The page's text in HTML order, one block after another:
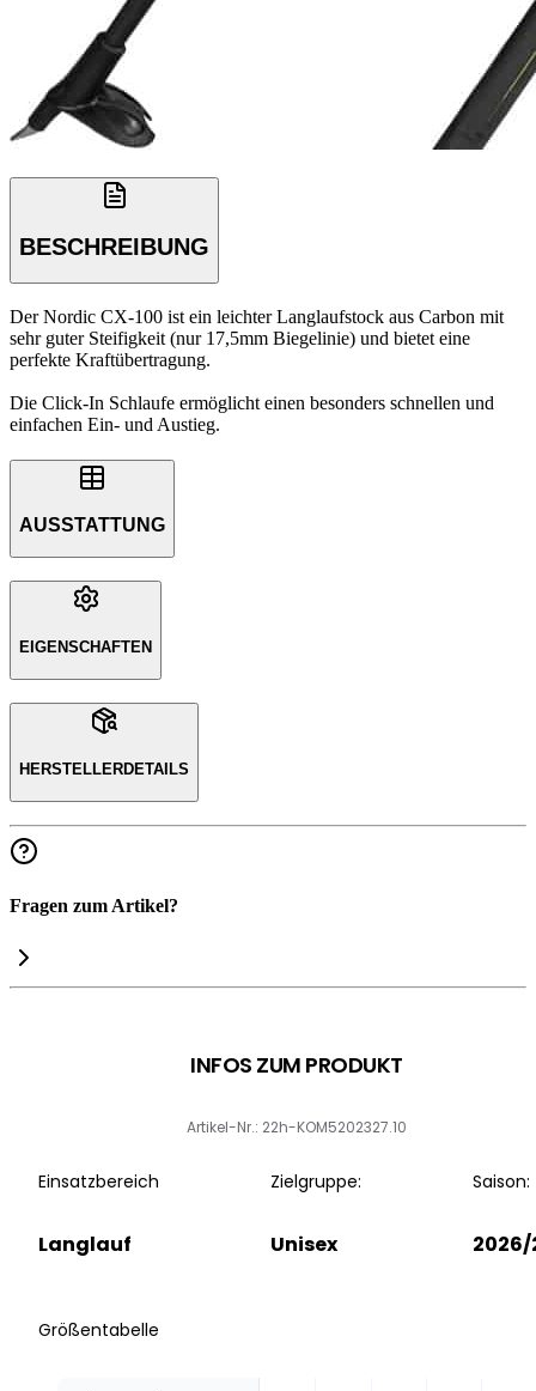
BESCHREIBUNG
Der Nordic CX-100 ist ein leichter Langlaufstock aus Carbon mit
sehr guter Steifigkeit (nur 17,5mm Biegelinie) und bietet eine
perfekte Kraftübertragung.
Die Click-In Schlaufe ermöglicht einen besonders schnellen und
einfachen Ein- und Austieg.
AUSSTATTUNG
EIGENSCHAFTEN
HERSTELLERDETAILS
Fragen zum Artikel?
INFOS ZUM PRODUKT
Artikel-Nr.: 22h-KOM5202327.10
Einsatzbereich
Langlauf
Zielgruppe:
Unisex
Saison:
2026/
Größentabelle